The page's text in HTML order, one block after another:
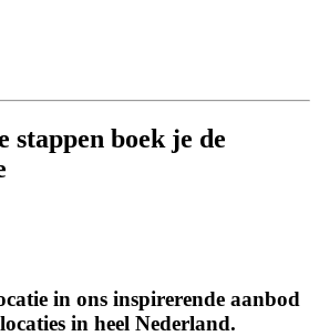
stappen boek je de
in ons inspirerende aanbod
in heel Nederland.